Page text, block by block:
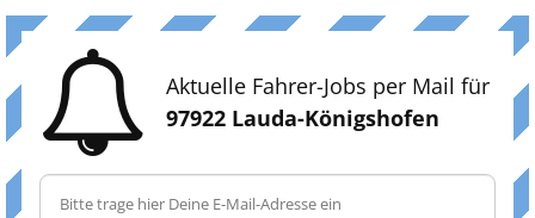
Aktuelle Fahrer-Jobs per Mail für
97922 Lauda-Königshofen